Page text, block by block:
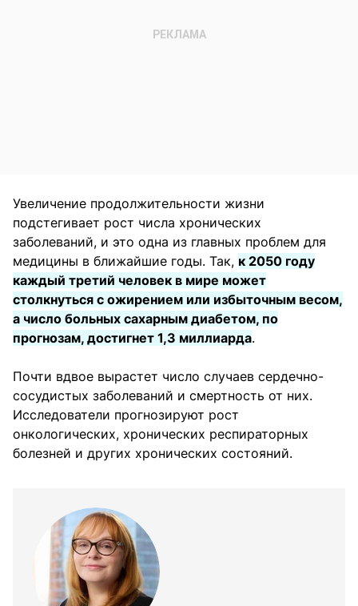
Увеличение продолжительности жизни
подстегивает рост числа хронических
заболеваний, и это одна из главных проблем для
медицины в ближайшие годы. Так, к 2050 году
каждый третий человек в мире может
столкнуться с ожирением или избыточным весом,
а число больных сахарным диабетом, по
прогнозам, достигнет 1,3 миллиарда.
Почти вдвое вырастет число случаев сердечно-
сосудистых заболеваний и смертность от них.
Исследователи прогнозируют рост
онкологических, хронических респираторных
болезней и других хронических состояний.